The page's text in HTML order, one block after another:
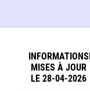
INFORMATIONS
MISES À JOUR
LE 28-04-2026